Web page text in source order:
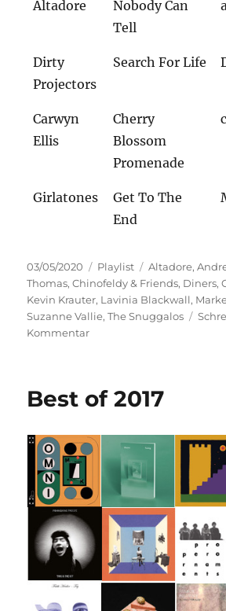
Altadore
Nobody Can
Tell
Dirty
Projectors
Search For Life
Carwyn
Ellis
Cherry
Blossom
Promenade
Girlatones
Get To The
End
Veröffentlicht
am
03/05/2020 Kategorien
Playlist Schlagwörter
Altadore,
Thomas,Chinofeldy & Friends, Diners,
Kevin Krauter, Lavinia Blackwall,
Suzanne Vallie,The Snuggalos
Kommentarzu
Best of 2017